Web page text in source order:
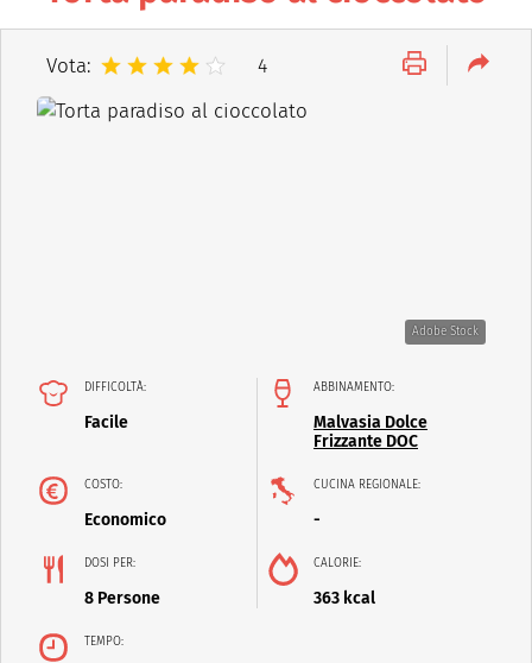
Vota: 4
Adobe Stock
DIFFICOLTÀ:
Facile
ABBINAMENTO:
Malvasia Dolce
Frizzante DOC
COSTO:
Economico
CUCINA REGIONALE:
-
DOSI PER:
8 Persone
CALORIE:
363 kcal
TEMPO: